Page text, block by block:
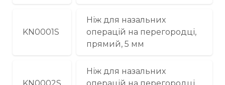
KN0001S
Ніж для назальних
операцій на перегородці,
прямий, 5 мм
Ніж для назальних